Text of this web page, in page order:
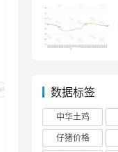
数据标签
中华土鸡
仔猪价格